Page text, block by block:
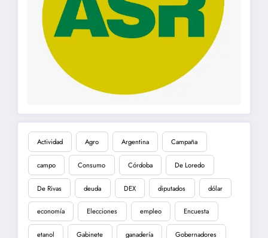
Actividad Agro Argentina Campaña
campo Consumo Córdoba De Loredo
De Rivas deuda DEX diputados dólar
economía Elecciones empleo Encuesta
etanol Gabinete ganadería Gobernadores